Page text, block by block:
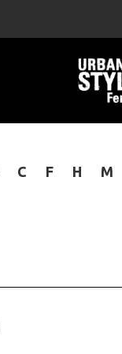
C F H M